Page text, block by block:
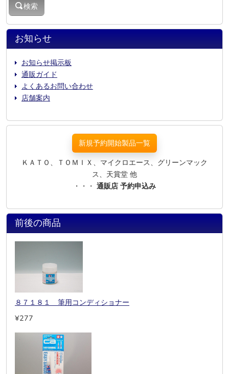
お知らせ
お知らせ掲示板
通販ガイド
よくあるお問い合わせ
店舗案内
検索
新規予約開始製品一覧
ＫＡＴＯ、ＴＯＭＩＸ、マイクロエース、グリーンマック
ス、天賞堂 他
・・・ 通販店 予約申込み
前後の商品
８７１８１ 筆用コンディショナー
¥277